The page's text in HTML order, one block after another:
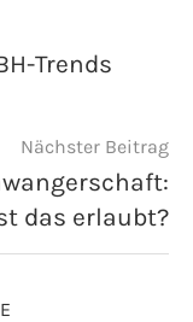
Trends
Nächster Beitrag
das erlaubt?